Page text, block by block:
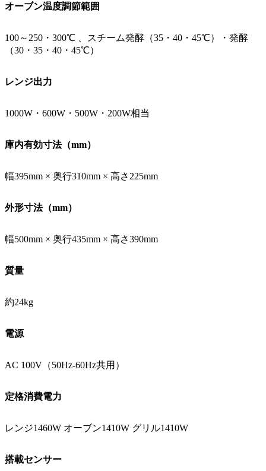
オーブン温度調節範囲
100～250・300℃ 、スチーム発酵（35・40・45℃）・発酵
（30・35・40・45℃）
レンジ出力
1000W・600W・500W・200W相当
庫内有効寸法（mm）
幅395mm × 奥行310mm × 高さ225mm
外形寸法（mm）
幅500mm × 奥行435mm × 高さ390mm
質量
約24kg
電源
AC 100V（50Hz-60Hz共用）
定格消費電力
レンジ1460W オーブン1410W グリル1410W
搭載センサー